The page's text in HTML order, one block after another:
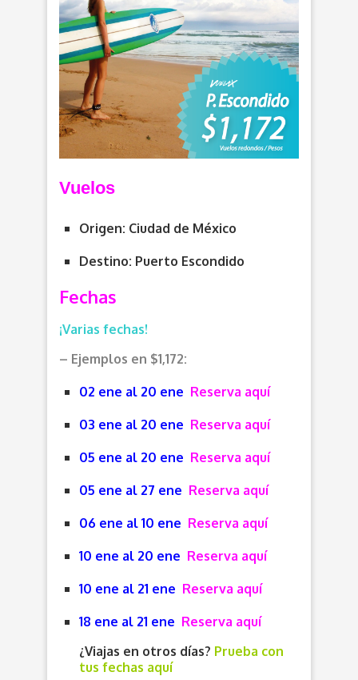
Vuelos
Origen: Ciudad de México
Destino: Puerto Escondido
Fechas
¡Varias fechas!
– Ejemplos en $1,172:
02 ene al 20 ene Reserva aquí
03 ene al 20 ene Reserva aquí
05 ene al 20 ene Reserva aquí
05 ene al 27 ene Reserva aquí
06 ene al 10 ene Reserva aquí
10 ene al 20 ene Reserva aquí
10 ene al 21 ene Reserva aquí
18 ene al 21 ene Reserva aquí
¿Viajas en otros días? Prueba con
tus fechas aquí